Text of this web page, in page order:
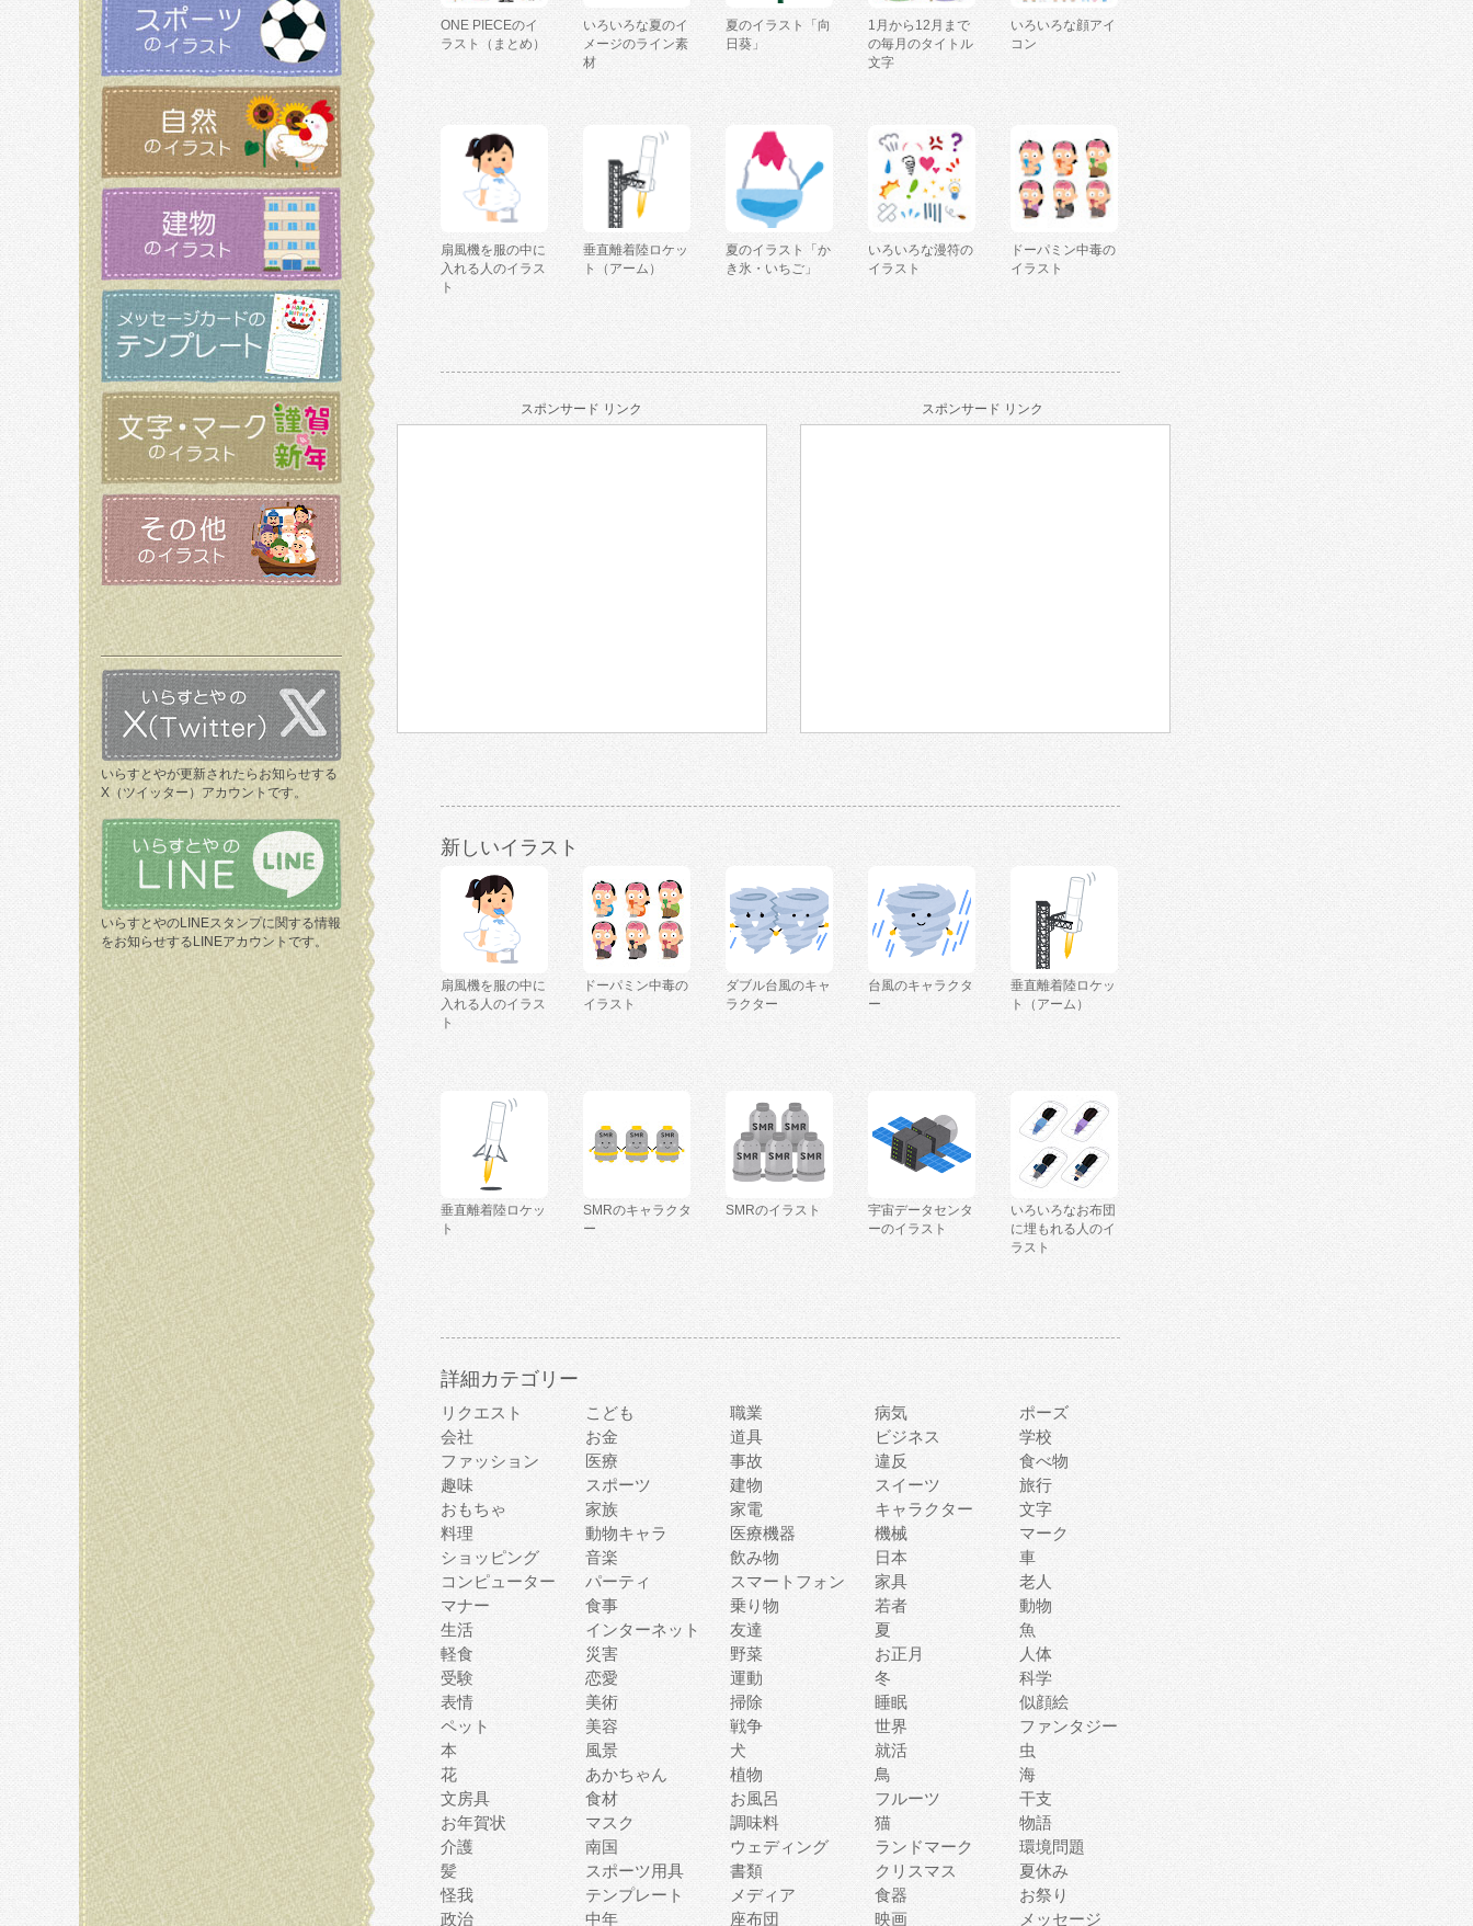
いらすとやが更新されたらお知らせする
X（ツイッター）アカウントです。
いらすとやのLINEスタンプに関する情報
をお知らせするLINEアカウントです。
ONE PIECEのイ
ラスト（まとめ）
いろいろな夏のイ
メージのライン素
材
夏のイラスト「向
日葵」
1月から12月まで
の毎月のタイトル
文字
いろいろな顔アイ
コン
扇風機を服の中に
入れる人のイラス
ト
垂直離着陸ロケッ
ト（アーム）
夏のイラスト「か
き氷・いちご」
いろいろな漫符の
イラスト
ドーパミン中毒の
イラスト
スポンサード リンク スポンサード リンク
新しいイラスト
扇風機を服の中に
入れる人のイラス
ト
ドーパミン中毒の
イラスト
ダブル台風のキャ
ラクター
台風のキャラクタ
ー
垂直離着陸ロケッ
ト（アーム）
垂直離着陸ロケッ
ト
SMRのキャラクタ
ー
SMRのイラスト
宇宙データセンタ
ーのイラスト
いろいろなお布団
に埋もれる人のイ
ラスト
詳細カテゴリー
リクエスト こども 職業 病気
ポーズ
会社
お金 道具 ビジネス
学校
ファッション
医療 事故 違反
食べ物
趣味
スポーツ 建物 スイーツ
旅行
おもちゃ
家族 家電 キャラクター
文字
料理
動物キャラ 医療機器 機械
マーク
ショッピング
音楽 飲み物 日本
車
コンピューター
パーティ スマートフォン 家具
老人
マナー
食事 乗り物 若者
動物
生活
インターネット 友達 夏
魚
軽食
災害 野菜 お正月
人体
受験
恋愛 運動 冬
科学
表情
美術 掃除 睡眠
似顔絵
ペット
美容 戦争 世界
ファンタジー
本
風景 犬 就活
虫
花
あかちゃん 植物 鳥
海
文房具
食材 お風呂 フルーツ
干支
お年賀状
マスク 調味料 猫
物語
介護
南国 ウェディング ランドマーク
環境問題
髪
スポーツ用具 書類 クリスマス
夏休み
怪我
テンプレート メディア 食器
お祭り
政治
中年 座布団 映画 メッセージ